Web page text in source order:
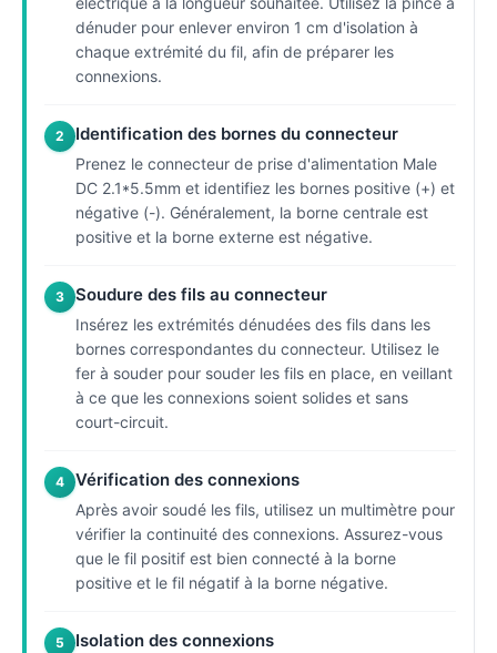
dénuder pour enlever environ 1 cm d'isolation à
chaque extrémité du fil, afin de préparer les
connexions.
2 Identification des bornes du connecteur
Prenez le connecteur de prise d'alimentation Male
DC 2.1*5.5mm et identifiez les bornes positive (+) et
négative (-). Généralement, la borne centrale est
positive et la borne externe est négative.
3 Soudure des fils au connecteur
Insérez les extrémités dénudées des fils dans les
bornes correspondantes du connecteur. Utilisez le
fer à souder pour souder les fils en place, en veillant
à ce que les connexions soient solides et sans
court-circuit.
4 Vérification des connexions
Après avoir soudé les fils, utilisez un multimètre pour
vérifier la continuité des connexions. Assurez-vous
que le fil positif est bien connecté à la borne
positive et le fil négatif à la borne négative.
5 Isolation des connexions